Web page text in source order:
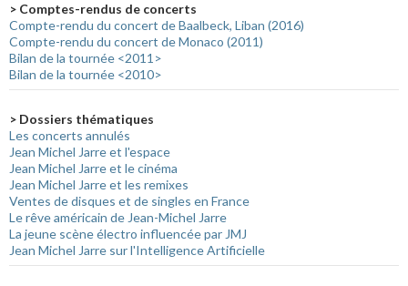
> Comptes-rendus de concerts
Compte-rendu du concert de Baalbeck, Liban (2016)
Compte-rendu du concert de Monaco (2011)
Bilan de la tournée <2011>
Bilan de la tournée <2010>
> Dossiers thématiques
Les concerts annulés
Jean Michel Jarre et l'espace
Jean Michel Jarre et le cinéma
Jean Michel Jarre et les remixes
Ventes de disques et de singles en France
Le rêve américain de Jean-Michel Jarre
La jeune scène électro influencée par JMJ
Jean Michel Jarre sur l'Intelligence Artificielle